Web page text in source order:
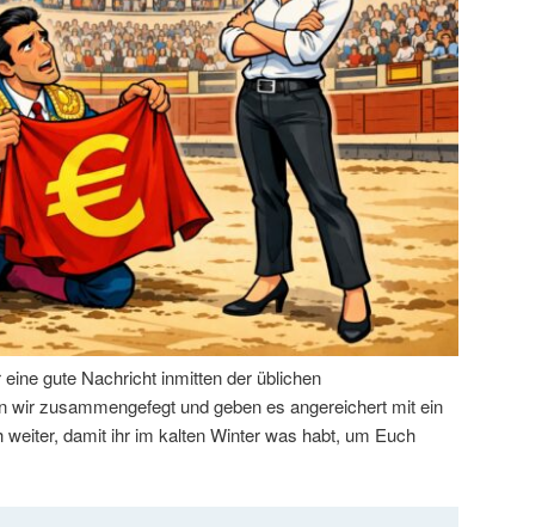
gute Nachricht inmitten der üblichen
wir zusammengefegt und geben es angereichert mit ein
damit ihr im kalten Winter was habt, um Euch